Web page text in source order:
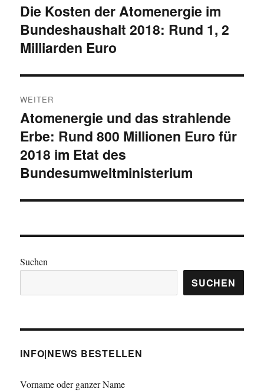
Vorheriger
Beitrag:
Die Kosten der Atomenergie im
Bundeshaushalt 2018: Rund 1, 2
Milliarden Euro
WEITER
Nächster
Beitrag:
Atomenergie und das strahlende
Erbe: Rund 800 Millionen Euro für
2018 im Etat des
Bundesumweltministerium
Suchen
SUCHEN
INFO|NEWS BESTELLEN
Vorname oder ganzer Name